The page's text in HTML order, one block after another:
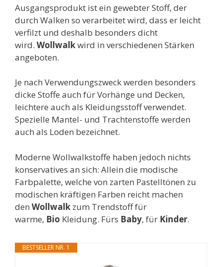
Ausgangsprodukt ist ein gewebter Stoff, der
durch Walken so verarbeitet wird, dass er leicht
verfilzt und deshalb besonders dicht
wird. Wollwalkwird in verschiedenen Stärken
angeboten.
Je nach Verwendungszweck werden besonders
dicke Stoffe auch für Vorhänge und Decken,
leichtere auch als Kleidungsstoff verwendet.
Spezielle Mantel- und Trachtenstoffe werden
auch als Loden bezeichnet.
Moderne Wollwalkstoffe haben jedoch nichts
konservatives an sich: Allein die modische
Farbpalette, welche von zarten Pastelltönen zu
modischen kräftigen Farben reicht machen
den Wollwalk zum Trendstoff für
warme, Bio Kleidung. Fürs Baby, für Kinder.
BESTSELLER NR. 1